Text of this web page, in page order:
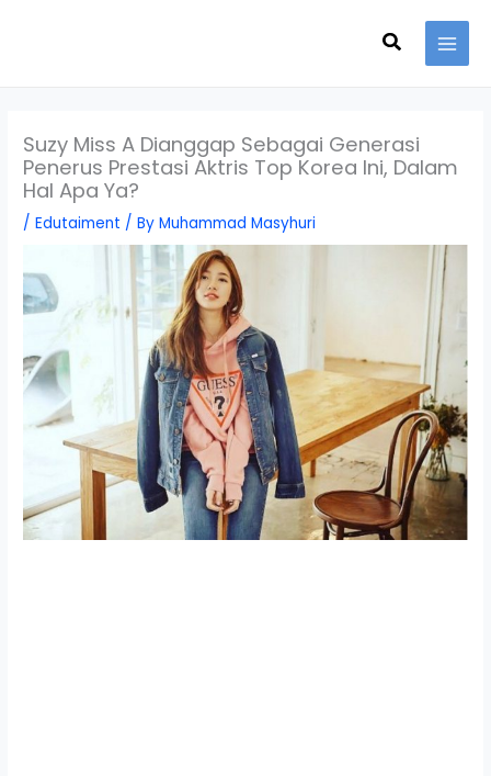
Search
Suzy Miss A Dianggap Sebagai Generasi
Penerus Prestasi Aktris Top Korea Ini, Dalam
Hal Apa Ya?
/Edutaiment / ByMuhammad Masyhuri